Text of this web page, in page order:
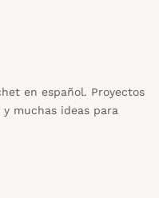
en español. Proyectos
muchas ideas para